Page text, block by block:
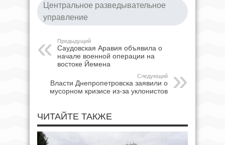
Центральное разведывательное
управление
Предыдущий
Саудовская Аравия объявила о
начале военной операции на
востоке Йемена
Следующий
Власти Днепропетровска заявили о
мусорном кризисе из-за уклонистов
ЧИТАЙТЕ ТАКЖЕ